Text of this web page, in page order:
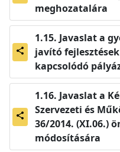
meghozatalára
share
Javaslat a
javító
kapcsolódó
share
Javaslat a
Szervezeti és
36/2014. (XI.06.)
módosítására